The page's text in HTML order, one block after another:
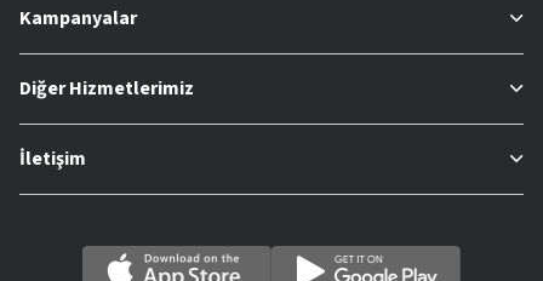
Kampanyalar
Diğer Hizmetlerimiz
İletişim